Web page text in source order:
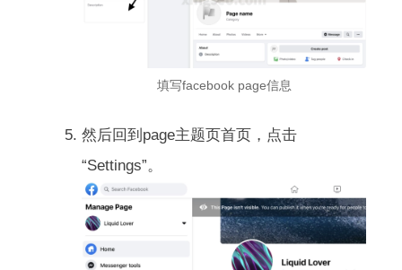
填写facebook page信息
然后回到page主题页首页，点击
“Settings”。